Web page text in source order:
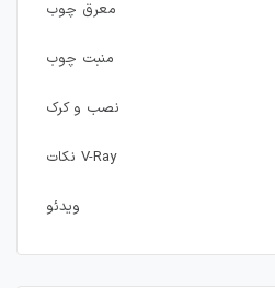
معرق چوب
منبت چوب
نصب و کرک
نکات V-Ray
ویدئو